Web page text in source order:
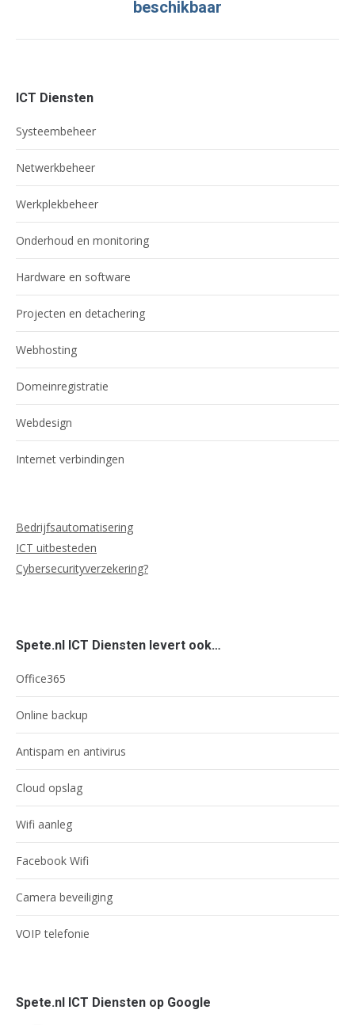
post:
beschikbaar
ICT Diensten
Systeembeheer
Netwerkbeheer
Werkplekbeheer
Onderhoud en monitoring
Hardware en software
Projecten en detachering
Webhosting
Domeinregistratie
Webdesign
Internet verbindingen
Bedrijfsautomatisering
ICT uitbesteden
Cybersecurityverzekering?
Spete.nl ICT Diensten levert ook…
Office365
Online backup
Antispam en antivirus
Cloud opslag
Wifi aanleg
Facebook Wifi
Camera beveiliging
VOIP telefonie
Spete.nl ICT Diensten op Google